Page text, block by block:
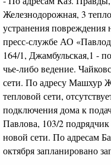
Железнодорожная, 3
устранения повреждения
пресс-службе АО
164/1, Джамбульская,1 -
чье-либо ведение.
сети. По адресу Машхур
тепловой сети,
подключения дома к
Павлова, 103/2
новой сети. По адресам
октября запланировано